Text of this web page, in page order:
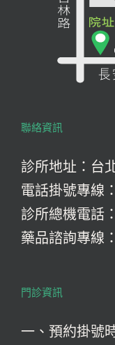
聯絡資訊
診所地址：台
電話掛號專線
診所總機電話
藥品諮詢專線
門診資訊
一、預約掛號